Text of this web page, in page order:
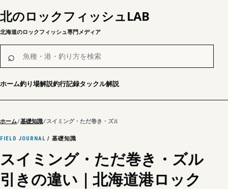
北のロックフィッシュLAB
北海道のロックフィッシュ専門メディア
魚種・港・釣り方を検索
⌕
ホーム釣り場解説釣行記録タックル解説
ホーム 基礎知識 スイミング・ただ巻き・ズル引きの違い｜北海道港ロックで魚の高さを
FIELD JOURNAL / 基礎知識
スイミング・ただ巻き・ズル
引きの違い｜北海道港ロック